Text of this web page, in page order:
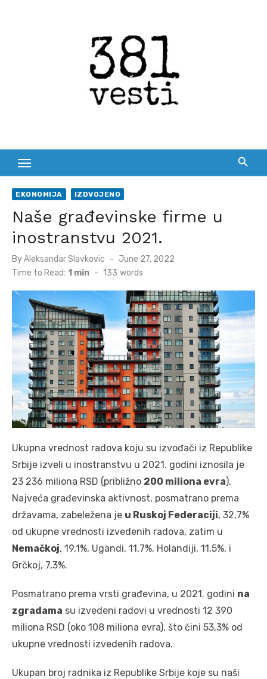
EKONOMIJA IZDVOJENO
Naše građevinske firme u
inostranstvu 2021.
ByAleksandar Slavkovic
Posted
on
June 27, 2022
Time to Read: 1 min - 133 words
Ukupna vrednost radova koju su izvođači iz Republike
Srbije izveli u inostranstvu u 2021. godini iznosila je
23 236 miliona RSD (približno 200 miliona evra).
Najveća građevinska aktivnost, posmatrano prema
državama, zabeležena je u Ruskoj Federaciji, 32,7%
od ukupne vrednosti izvedenih radova, zatim u
Nemačkoj, 19,1%, Ugandi, 11,7%, Holandiji, 11,5%, i
Grčkoj, 7,3%.
Posmatrano prema vrsti građevina, u 2021. godini na
zgradama su izvedeni radovi u vrednosti 12 390
miliona RSD (oko 108 miliona evra), što čini 53,3% od
ukupne vrednosti izvedenih radova.
Ukupan broj radnika iz Republike Srbije koje su naši